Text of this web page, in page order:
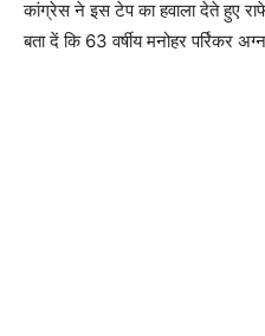
कांग्रेस ने इस टेप का हवाला देते हुए
बता दें कि 63 वर्षीय मनोहर पर्रिकर